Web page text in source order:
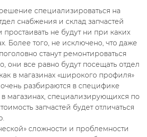
специализироваться на
снабжения и склад запчастей
простаивать не будут ни при каких
Более того, не исключено, что даже
станут ремонтироваться
они все равно будут посещать отдел
в магазинах «широкого профиля»
разбираются в специфике
в магазинах, специализирующихся по
запчастей будет отличаться
сложности и проблемности